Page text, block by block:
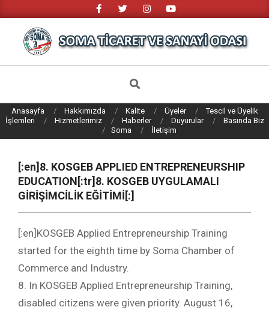
to
content
SOMA
VE
SANAYI
Search
Anasayfa Hakkımızda Kalite Üyeler
Tescil ve Üyelik
İşlemleri
Hizmetlerimiz Haberler Duyurular
Basında Biz
Soma
İletişim
[:en]8. KOSGEB APPLIED ENTREPRENEURSHIP
EDUCATION[:tr]8. KOSGEB UYGULAMALI
GİRİŞİMCİLİK EĞİTİMİ[:]
[:en]KOSGEB Applied Entrepreneurship Training
started for the eighth time by Soma Chamber of
Commerce and Industry.
8. In KOSGEB Applied Entrepreneurship Training,
disabled citizens were given priority. August 16,